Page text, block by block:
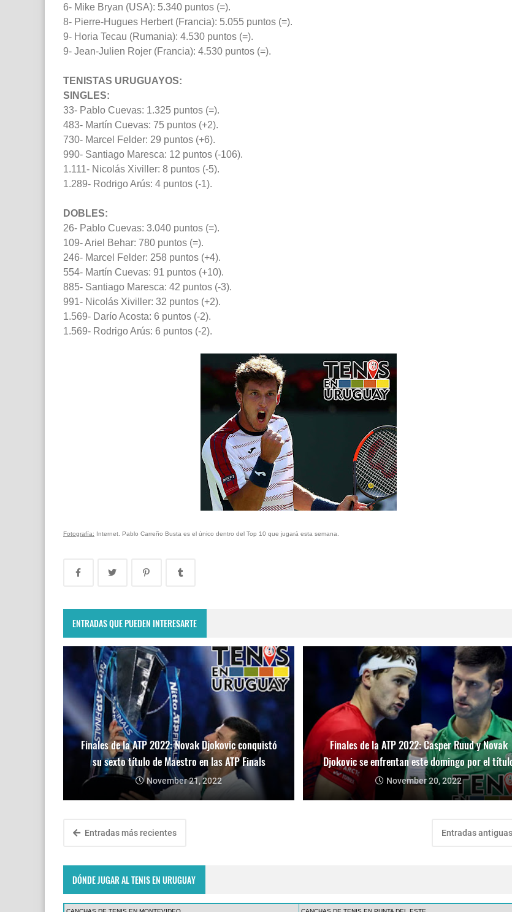
6- Mike Bryan (USA): 5.340 puntos (=).
8- Pierre-Hugues Herbert (Francia): 5.055 puntos (=).
9- Horia Tecau (Rumania): 4.530 puntos (=).
9- Jean-Julien Rojer (Francia): 4.530 puntos (=).
TENISTAS URUGUAYOS:
SINGLES:
33- Pablo Cuevas: 1.325 puntos (=).
483- Martín Cuevas: 75 puntos (+2).
730- Marcel Felder: 29 puntos (+6).
990- Santiago Maresca: 12 puntos (-106).
1.111- Nicolás Xiviller: 8 puntos (-5).
1.289- Rodrigo Arús: 4 puntos (-1).
DOBLES:
26- Pablo Cuevas: 3.040 puntos (=).
109- Ariel Behar: 780 puntos (=).
246- Marcel Felder: 258 puntos (+4).
554- Martín Cuevas: 91 puntos (+10).
885- Santiago Maresca: 42 puntos (-3).
991- Nicolás Xiviller: 32 puntos (+2).
1.569- Darío Acosta: 6 puntos (-2).
1.569- Rodrigo Arús: 6 puntos (-2).
Fotografía: Internet. Pablo Carreño Busta es el único dentro del Top 10 que jugará esta semana.
ENTRADAS QUE PUEDEN INTERESARTE
Finales de la ATP 2022: Novak Djokovic conquistó
su sexto título de Maestro en las ATP Finals
November 21, 2022
Finales de la ATP 2022: Casper Ruud y Novak
Djokovic se enfrentan este domingo por el
November 20, 2022
Entradas más recientes Entradas antiguas
DÓNDE JUGAR AL TENIS EN URUGUAY